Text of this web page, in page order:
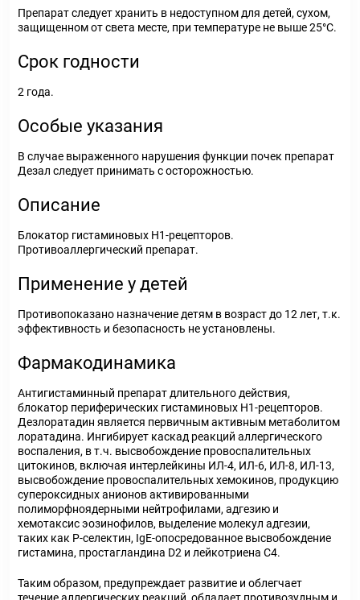
Препарат следует хранить в недоступном для детей, сухом,
защищенном от света месте, при температуре не выше 25°С.
Срок годности
2 года.
Особые указания
В случае выраженного нарушения функции почек препарат
Дезал следует принимать с осторожностью.
Описание
Блокатор гистаминовых Н1-рецепторов.
Противоаллергический препарат.
Применение у детей
Противопоказано назначение детям в возраст до 12 лет, т.к.
эффективность и безопасность не установлены.
Фармакодинамика
Антигистаминный препарат длительного действия,
блокатор периферических гистаминовых Н1-рецепторов.
Дезлоратадин является первичным активным метаболитом
лоратадина. Ингибирует каскад реакций аллергического
воспаления, в т.ч. высвобождение провоспалительных
цитокинов, включая интерлейкины ИЛ-4, ИЛ-6, ИЛ-8, ИЛ-13,
высвобождение провоспалительных хемокинов, продукцию
супероксидных анионов активированными
полиморфноядерными нейтрофилами, адгезию и
хемотаксис эозинофилов, выделение молекул адгезии,
таких как Р-селектин, IgE-опосредованное высвобождение
гистамина, простагландина D2 и лейкотриена С4.
Таким образом, предупреждает развитие и облегчает